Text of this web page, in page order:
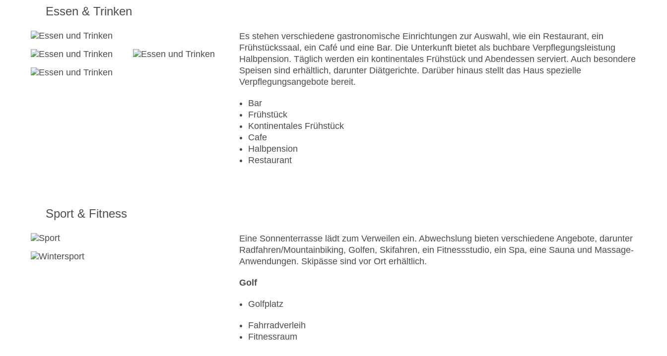
Essen & Trinken
Es stehen verschiedene gastronomische Einrichtungen zur Auswahl, wie ein Restaurant, ein
Frühstückssaal, ein Café und eine Bar. Die Unterkunft bietet als buchbare Verpflegungsleistung
Halbpension. Täglich werden ein kontinentales Frühstück und Abendessen serviert. Auch besondere
Speisen sind erhältlich, darunter Diätgerichte. Darüber hinaus stellt das Haus spezielle
Verpflegungsangebote bereit.
Bar
Frühstück
Kontinentales Frühstück
Cafe
Halbpension
Restaurant
Sport & Fitness
Eine Sonnenterrasse lädt zum Verweilen ein. Abwechslung bieten verschiedene Angebote, darunter
Radfahren/Mountainbiking, Golfen, Skifahren, ein Fitnessstudio, ein Spa, eine Sauna und Massage-
Anwendungen. Skipässe sind vor Ort erhältlich.
Golf
Golfplatz
Fahrradverleih
Fitnessraum